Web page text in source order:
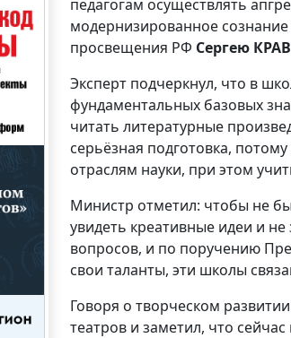
педагогам осуществлять
модернизированное
просвещения РФ Сергею
Эксперт подчеркнул, что в
фундаментальных базовых
читать литературные
серьёзная подготовка,
отраслям науки, при этом
Министр отметил: чтобы не
увидеть креативные идеи и
вопросов, и по поручению
свои таланты, эти школы
Говоря о творческом
театров и заметил, что